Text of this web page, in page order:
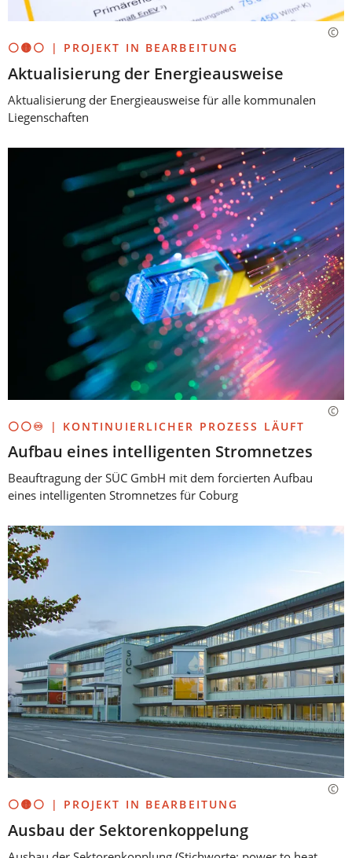
⚪🟡⚪ | PROJEKT IN BEARBEITUNG
Aktualisierung der Energieausweise
Aktualisierung der Energieausweise für alle kommunalen
Liegenschaften
⚪⚪♾️ | KONTINUIERLICHER PROZESS LÄUFT
Aufbau eines intelligenten Stromnetzes
Beauftragung der SÜC GmbH mit dem forcierten Aufbau
eines intelligenten Stromnetzes für Coburg
⚪🟡⚪ | PROJEKT IN BEARBEITUNG
Ausbau der Sektorenkoppelung